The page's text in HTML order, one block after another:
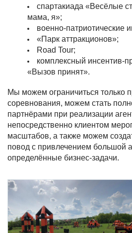
спартакиада «Весёлые
мама, я»;
военно-патриотические
«Парк аттракционов»;
Road Tour;
комплексный инсентив-
«Вызов принят».
Мы можем ограничиться только
соревнования, можем стать
партнёрами при реализации
непосредственно клиентом
масштабов, а также можем
повод с привлечением большой
определённые бизнес-задачи.